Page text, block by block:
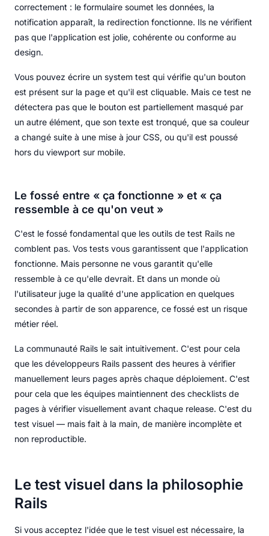
correctement : le formulaire soumet les données, la
notification apparaît, la redirection fonctionne. Ils ne vérifient
pas que l'application est jolie, cohérente ou conforme au
design.
Vous pouvez écrire un system test qui vérifie qu'un bouton
est présent sur la page et qu'il est cliquable. Mais ce test ne
détectera pas que le bouton est partiellement masqué par
un autre élément, que son texte est tronqué, que sa couleur
a changé suite à une mise à jour CSS, ou qu'il est poussé
hors du viewport sur mobile.
Le fossé entre « ça fonctionne » et « ça
ressemble à ce qu'on veut »
C'est le fossé fondamental que les outils de test Rails ne
comblent pas. Vos tests vous garantissent que l'application
fonctionne. Mais personne ne vous garantit qu'elle
ressemble à ce qu'elle devrait. Et dans un monde où
l'utilisateur juge la qualité d'une application en quelques
secondes à partir de son apparence, ce fossé est un risque
métier réel.
La communauté Rails le sait intuitivement. C'est pour cela
que les développeurs Rails passent des heures à vérifier
manuellement leurs pages après chaque déploiement. C'est
pour cela que les équipes maintiennent des checklists de
pages à vérifier visuellement avant chaque release. C'est du
test visuel — mais fait à la main, de manière incomplète et
non reproductible.
Le test visuel dans la philosophie
Rails
Si vous acceptez l'idée que le test visuel est nécessaire, la